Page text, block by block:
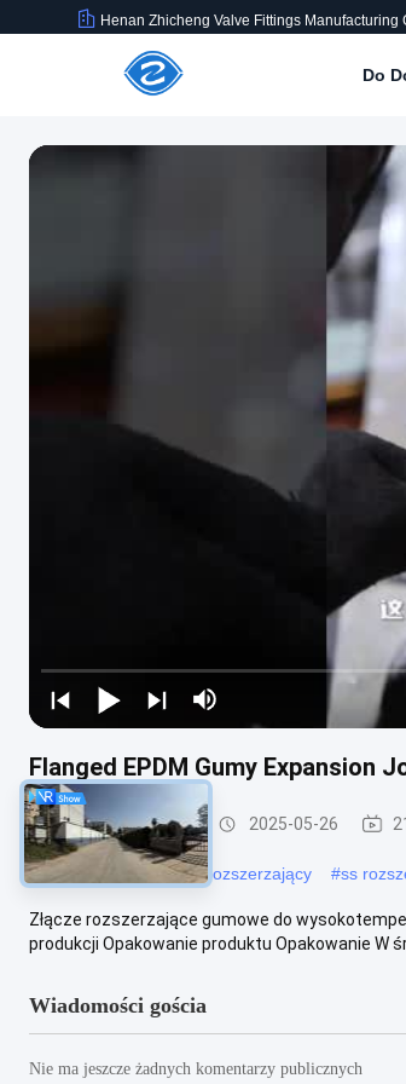
Henan Zhicheng Valve Fittings Manufacturing
Do
Flanged EPDM Gumy Expansion
gumowy dylatator 2025-05-26
#2 cali gumowy zespół rozszerzający #ss
Złącze rozszerzające gumowe do
produkcji Opakowanie produktu Opakowanie W
Wiadomości gościa
Nie ma jeszcze żadnych komentarzy publicznych